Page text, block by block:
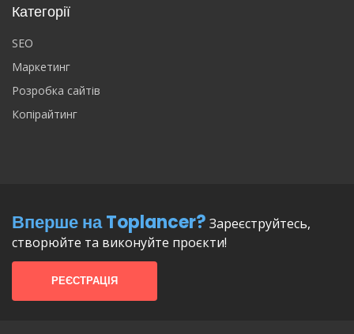
Категорії
SEO
Маркетинг
Розробка сайтів
Копірайтинг
Вперше на Toplancer? Зареєструйтесь,
створюйте та виконуйте проєкти!
РЕЄСТРАЦІЯ